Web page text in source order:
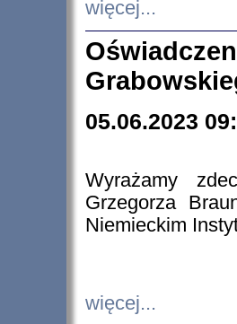
więcej...
05.06.2023
Wyrażamy
Grzegorza
Niemieckim
więcej...